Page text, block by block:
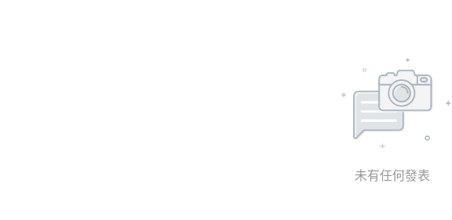
未有任何發表